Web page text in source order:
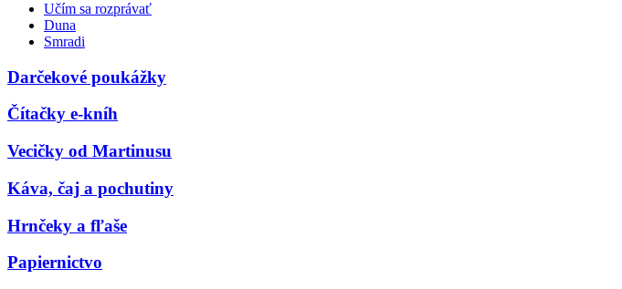
Učím sa rozprávať
Duna
Smradi
Darčekové poukážky
Čítačky e-kníh
Vecičky od Martinusu
Káva, čaj a pochutiny
Hrnčeky a fľaše
Papiernictvo